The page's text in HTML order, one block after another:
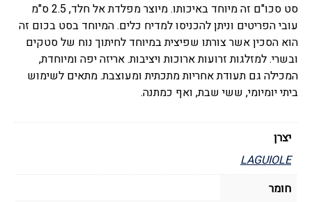
סט סכו"ם זה מיוחד באיכותו. מיוצר מפלדת אל חלד, 2.5 ס"מ
עובי הפריטים וניתן להכניסו למדיח כלים. המיוחד בסט בכום זה
הוא הסכין אשר צורתו שפיצית במיוחד לחיתוך נוח של סטקים
ובשרי. למזלגות זרועות ארוכות ויציבות. אריזה יפה ומיוחדת,
המכילה גם תעודת אחריות מתכתית ומעוצבת. מתאים לשימוש
ביתי יומיומי, ששי שבת, ואף כמתנה.
יצרן
LAGUIOLE
חומר